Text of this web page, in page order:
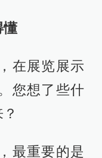
懂
在展览展示
您想了些什
最重要的是